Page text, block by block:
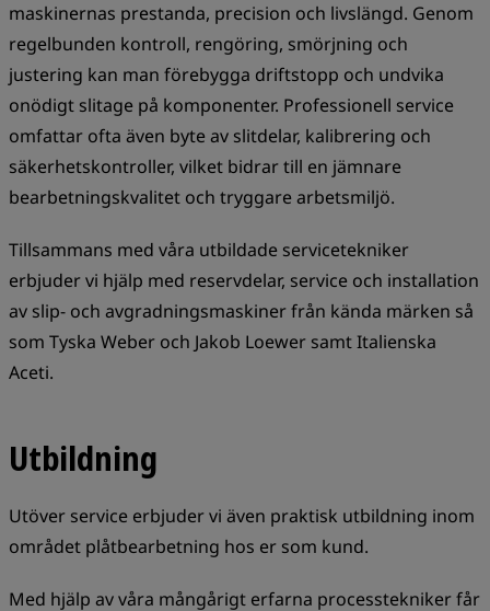
maskinernas prestanda, precision och livslängd. Genom
regelbunden kontroll, rengöring, smörjning och
justering kan man förebygga driftstopp och undvika
onödigt slitage på komponenter. Professionell service
omfattar ofta även byte av slitdelar, kalibrering och
säkerhetskontroller, vilket bidrar till en jämnare
bearbetningskvalitet och tryggare arbetsmiljö.
Tillsammans med våra utbildade servicetekniker
erbjuder vi hjälp med reservdelar, service och installation
av slip- och avgradningsmaskiner från kända märken så
som Tyska Weber och Jakob Loewer samt Italienska
Aceti.
Utbildning
Utöver service erbjuder vi även praktisk utbildning inom
området plåtbearbetning hos er som kund.
Med hjälp av våra mångårigt erfarna processtekniker får